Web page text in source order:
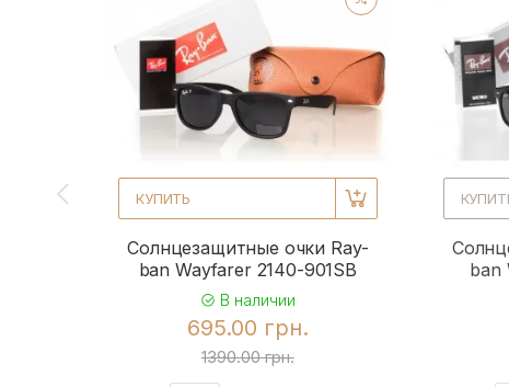
КУПИТЬ
Солнцезащитные очки Ray-
ban Wayfarer 2140-901SB
В наличии
695.00 грн.
1390.00 грн.
ban